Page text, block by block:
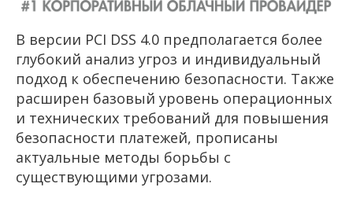
В версии PCI DSS 4.0 предполагается более
глубокий анализ угроз и индивидуальный
подход к обеспечению безопасности. Также
расширен базовый уровень операционных
и технических требований для повышения
безопасности платежей, прописаны
актуальные методы борьбы с
существующими угрозами.